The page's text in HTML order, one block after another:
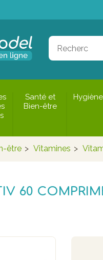
Santé et
Bien-être
Hygiène
être > Vitamines >
60